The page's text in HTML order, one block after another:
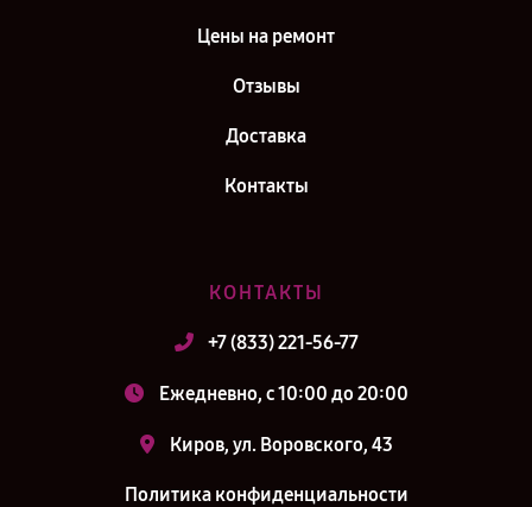
Цены на ремонт
Отзывы
Доставка
Контакты
КОНТАКТЫ
+7 (833) 221-56-77
Ежедневно, с 10:00 до 20:00
Киров, ул. Воровского, 43
Политика конфиденциальности